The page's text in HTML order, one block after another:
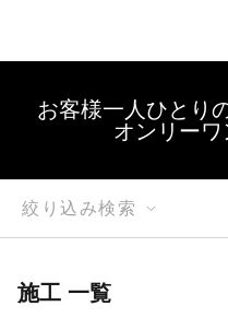
お客様一人ひとり
オンリーワ
絞り込み検索
施工 一覧